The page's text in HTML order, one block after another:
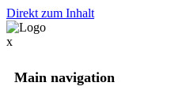
Direkt zum Inhalt
x
Main navigation